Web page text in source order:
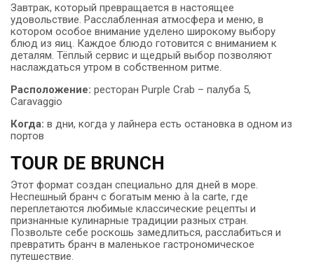
Завтрак, который превращается в настоящее
удовольствие. Расслабленная атмосфера и меню, в
котором особое внимание уделено широкому выбору
блюд из яиц. Каждое блюдо готовится с вниманием к
деталям. Тёплый сервис и щедрый выбор позволяют
наслаждаться утром в собственном ритме.
Расположение: ресторан Purple Crab – палуба 5,
Caravaggio
Когда: в дни, когда у лайнера есть остановка в одном из
портов
TOUR DE BRUNCH
Этот формат создан специально для дней в море.
Неспешный бранч с богатым меню à la carte, где
переплетаются любимые классические рецепты и
признанные кулинарные традиции разных стран.
Позвольте себе роскошь замедлиться, расслабиться и
превратить бранч в маленькое гастрономическое
путешествие.